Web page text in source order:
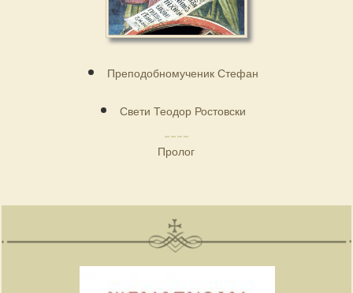
Преподобномученик Стефан
Свети Теодор Ростовски
Пролог